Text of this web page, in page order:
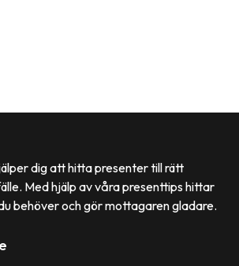
dig att hitta presenter till rätt
Med hjälp av våra presenttips hittar
behöver och gör mottagaren gladare.